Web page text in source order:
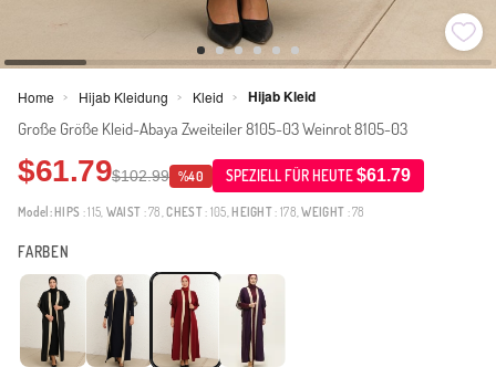
Home > Hijab Kleidung > Kleid > Hijab Kleid
Große Größe Kleid-Abaya Zweiteiler 8105-03 Weinrot 8105-03
$61.79$102.99 %40 SPEZIELL FÜR HEUTE$61.79
Model: HIPS : 115, WAIST : 78,CHEST: 105, HEIGHT: 178,WEIGHT : 78
FARBEN